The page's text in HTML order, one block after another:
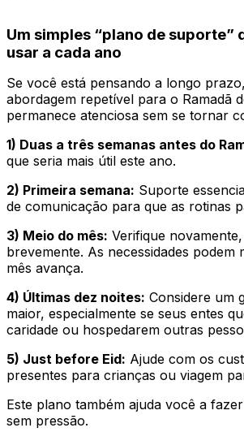
Um simples “plano de suporte”
usar a cada ano
Se você está pensando a longo
abordagem repetível para o Ramadã
permanece atenciosa sem se tornar
1) Duas a três semanas antes do
que seria mais útil este ano.
2) Primeira semana: Suporte
de comunicação para que as rotinas
3) Meio do mês: Verifique
brevemente. As necessidades
mês avança.
4) Últimas dez noites: Considere um
maior, especialmente se seus entes
caridade ou hospedarem outras
5) Just before Eid: Ajude com os
presentes para crianças ou viagem
Este plano também ajuda você a
sem pressão.